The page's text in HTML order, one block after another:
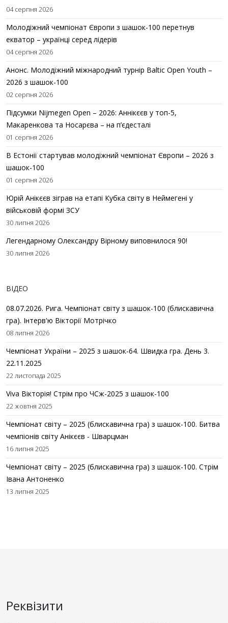
04 серпня 2026
Молодіжний чемпіонат Європи з шашок-100 перетнув
екватор – українці серед лідерів
04 серпня 2026
Анонс. Молодіжний міжнародний турнір Baltic Open Youth –
2026 з шашок-100
02 серпня 2026
Підсумки Nijmegen Open – 2026: Аннікєєв у топ-5,
Макаренкова та Носарєва – на п’єдесталі
01 серпня 2026
В Естонії стартував молодіжний чемпіонат Європи – 2026 з
шашок-100
01 серпня 2026
Юрій Анікєєв зіграв на етапі Кубка світу в Неймегені у
військовій формі ЗСУ
30 липня 2026
Легендарному Олександру Вірному виповнилося 90!
30 липня 2026
ВІДЕО
08.07.2026. Рига. Чемпіонат світу з шашок-100 (блискавична
гра). Інтерв'ю Вікторії Мотрічко
08 липня 2026
Чемпіонат України – 2025 з шашок-64. Швидка гра. День 3.
22.11.2025
22 листопада 2025
Viva Вікторія! Стрім про ЧСж-2025 з шашок-100
22 жовтня 2025
Чемпіонат світу – 2025 (блискавична гра) з шашок-100. Битва
чемпіонів світу Анікєєв - Шварцман
16 липня 2025
Чемпіонат світу – 2025 (блискавична гра) з шашок-100. Стрім
Івана Антоненко
13 липня 2025
Реквізити